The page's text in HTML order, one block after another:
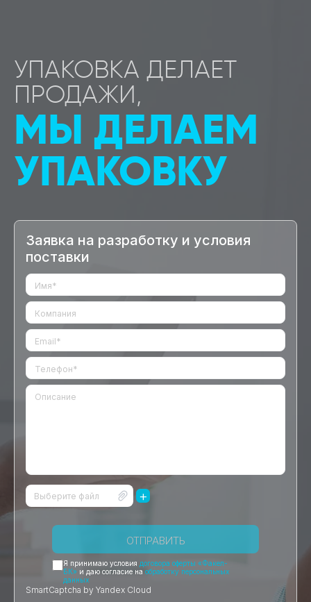
УПАКОВКА ДЕЛАЕТ
ПРОДАЖИ,
МЫ ДЕЛАЕМ
УПАКОВКУ
Заявка на разработку и условия
поставки
Выберите файл +
ОТПРАВИТЬ
Я принимаю условия договора оферты «Факел-
БК» и даю согласие на обработку персональных
данных
SmartCaptcha by Yandex Cloud